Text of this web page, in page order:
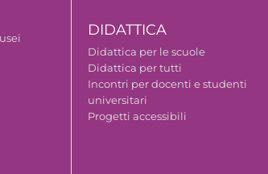
DIDATTICA
Didattica per le scuole
Didattica per tutti
Incontri per docenti e studenti
universitari
Progetti accessibili